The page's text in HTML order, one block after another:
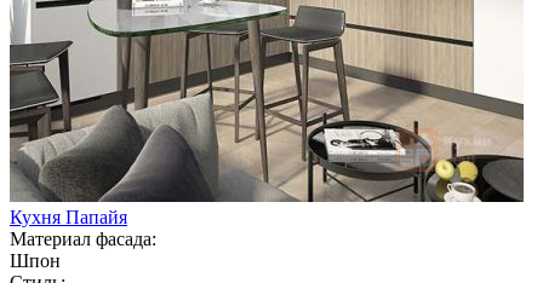
Кухня Папайя
Материал фасада:
Шпон